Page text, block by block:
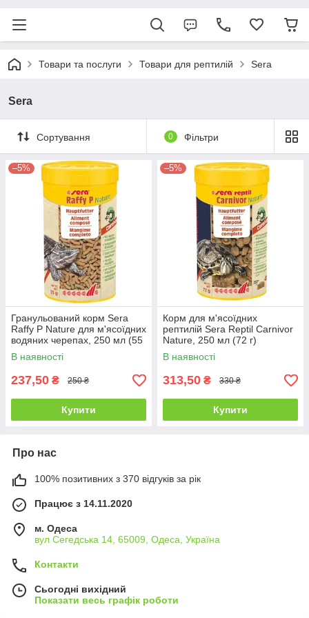
Товари та послуги Товари для рептилій Sera
Sera
Сортування 0 Фільтри
–5%
Гранульований корм Sera
Raffy P Nature для м'ясоїдних
водяних черепах, 250 мл (55
г)
В наявності
237,50 ₴ 250 ₴
Купити
–5%
Корм для м'ясоїдних
рептилій Sera Reptil Carnivor
Nature, 250 мл (72 г)
В наявності
313,50 ₴ 330 ₴
Купити
Про нас
100% позитивних з 370 відгуків за рік
Працює з 14.11.2020
м. Одеса
вул Сегедська 14, 65009, Одеса, Україна
Контакти
Сьогодні вихідний
Показати весь графік роботи